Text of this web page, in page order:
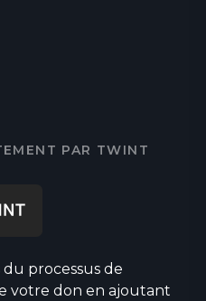
PAR TWINT
processus de
votre don en ajoutant